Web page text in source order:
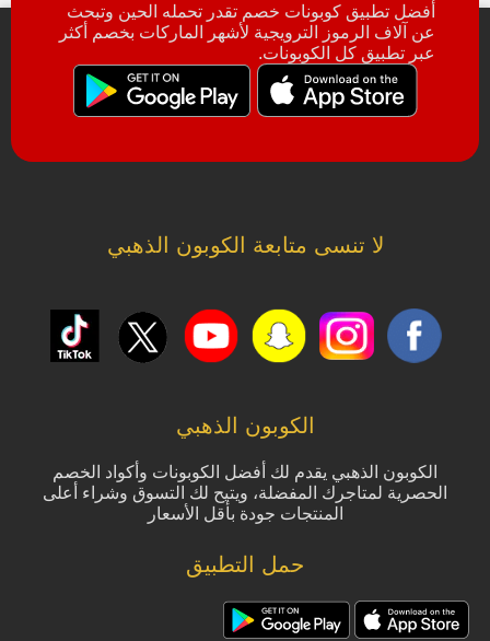
أفضل تطبيق كوبونات خصم تقدر تحمله الحين وتبحث
عن آلاف الرموز الترويجية لأشهر الماركات بخصم أكثر
عبر تطبيق كل الكوبونات.
لا تنسى متابعة الكوبون الذهبي
الكوبون الذهبي
الكوبون الذهبي يقدم لك أفضل الكوبونات وأكواد الخصم
الحصرية لمتاجرك المفضلة، ويتيح لك التسوق وشراء أعلى
المنتجات جودة بأقل الأسعار
حمل التطبيق